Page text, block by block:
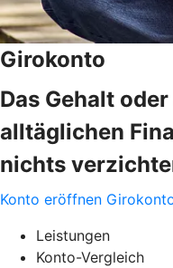
Girokonto
Das Gehalt
alltäglichen
nichts
Konto eröffnen
Leistungen
Konto-Vergleich